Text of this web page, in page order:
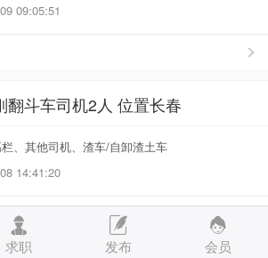
09:05:51
翻斗车司机2人 位置长春
、其他司机、渣车/自卸渣土车
14:41:20
求职 发布 会员